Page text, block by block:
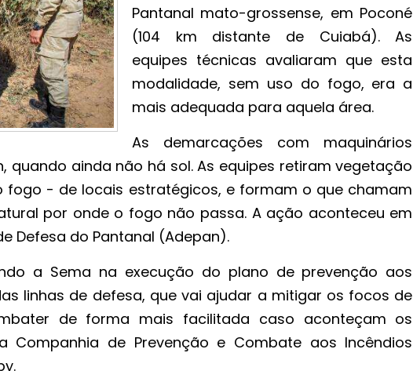
Pantanal mato-grossense, em Poconé
(104 km distante de Cuiabá). As
equipes técnicas avaliaram que esta
modalidade, sem uso do fogo, era a
mais adequada para aquela área.
As demarcações com maquinários
quando ainda não há sol. As equipes retiram vegetação
- de locais estratégicos, e formam o que chamam
por onde o fogo não passa. A ação aconteceu em
Defesa do Pantanal (Adepan).
a Sema na execução do plano de prevenção aos
linhas de defesa, que vai ajudar a mitigar os focos de
de forma mais facilitada caso aconteçam os
Companhia de Prevenção e Combate aos Incêndios